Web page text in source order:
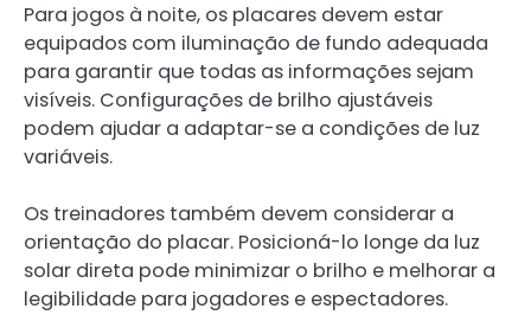
Para jogos à noite, os placares devem estar
equipados com iluminação de fundo adequada
para garantir que todas as informações sejam
visíveis. Configurações de brilho ajustáveis
podem ajudar a adaptar-se a condições de luz
variáveis.
Os treinadores também devem considerar a
orientação do placar. Posicioná-lo longe da luz
solar direta pode minimizar o brilho e melhorar a
legibilidade para jogadores e espectadores.